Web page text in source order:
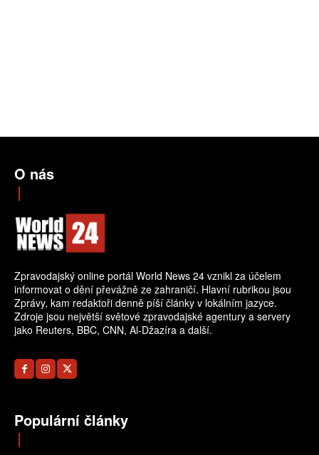
O nás
Zpravodajský online portál World News 24 vznikl za účelem
informovat o dění převážně ze zahraničí. Hlavní rubrikou jsou
Zprávy, kam redaktoři denně píší články v lokálním jazyce.
Zdroje jsou největší světové zpravodajské agentury a servery
jako Reuters, BBC, CNN, Al-Džazíra a další.
Populární články